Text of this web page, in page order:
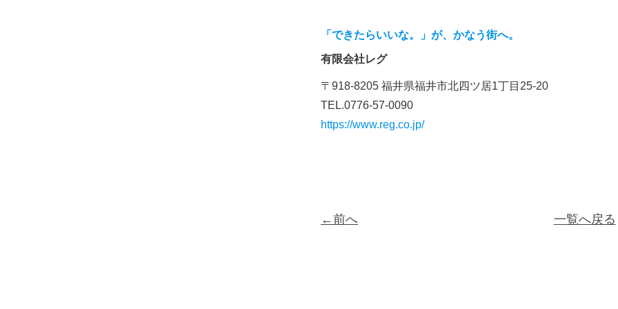
「できたらいいな。」が、かなう街へ。
有限会社レグ
〒918-8205 福井県福井市北四ツ居1丁目25-20
TEL.0776-57-0090
https://www.reg.co.jp/
←前へ 一覧へ戻る